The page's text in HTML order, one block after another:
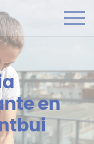
en